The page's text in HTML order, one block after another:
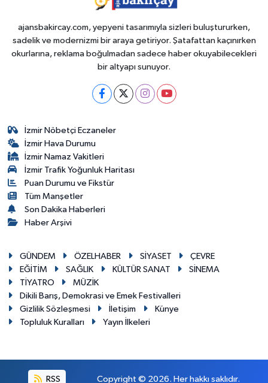
ajansbakircay.com, yepyeni tasarımıyla sizleri buluştururken,
sadelik ve modernizmi bir araya getiriyor. Şatafattan kaçınırken
okurlarına, reklama boğulmadan sadece haber okuyabilecekleri
bir altyapı sunuyor.
İzmir Nöbetçi Eczaneler
İzmir Hava Durumu
İzmir Namaz Vakitleri
İzmir Trafik Yoğunluk Haritası
Puan Durumu ve Fikstür
Tüm Manşetler
Son Dakika Haberleri
Haber Arşivi
GÜNDEM ÖZELHABER SİYASET
ÇEVRE
EĞİTİM
SAĞLIK KÜLTÜR SANAT
SİNEMA
TİYATRO
MÜZİK
Dikili Barış, Demokrasi ve Emek Festivalleri
Gizlilik Sözleşmesi
İletişim
Künye
Topluluk Kuralları
Yayın İlkeleri
RSS Copyright © 2026. Her hakkı saklıdır.